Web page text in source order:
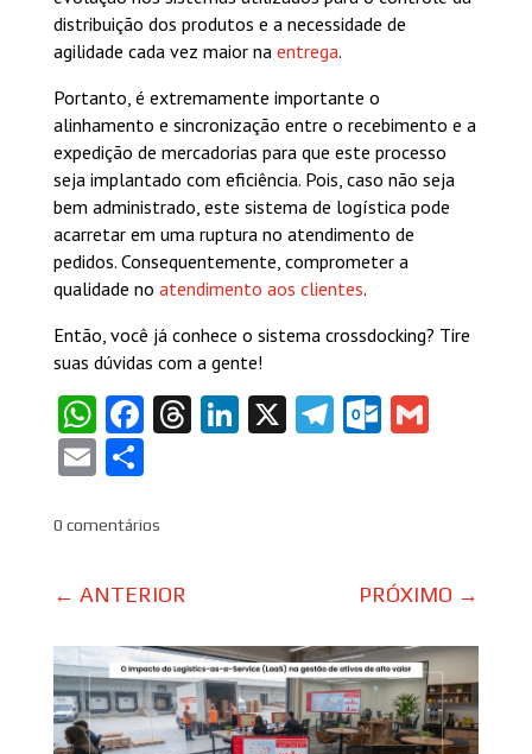
distribuição dos produtos e a necessidade de
agilidade cada vez maior na entrega.
Portanto, é extremamente importante o
alinhamento e sincronização entre o recebimento e a
expedição de mercadorias para que este processo
seja implantado com eficiência. Pois, caso não seja
bem administrado, este sistema de logística pode
acarretar em uma ruptura no atendimento de
pedidos. Consequentemente, comprometer a
qualidade no atendimento aos clientes.
Então, você já conhece o sistema crossdocking? Tire
suas dúvidas com a gente!
WhatsApp
Facebook
Threads
LinkedIn
X TelegramGmail
EmailShare
0 comentários
← ANTERIOR PRÓXIMO →